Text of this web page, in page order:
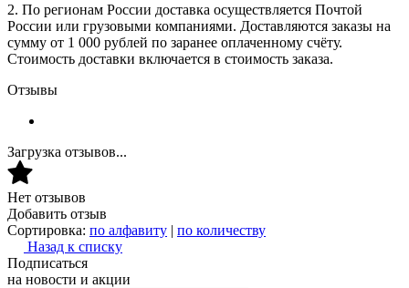
2. По регионам России доставка осуществляется Почтой
России или грузовыми компаниями. Доставляются заказы на
сумму от 1 000 рублей по заранее оплаченному счёту.
Стоимость доставки включается в стоимость заказа.
Отзывы
Загрузка отзывов...
Нет отзывов
Добавить отзыв
Сортировка: по алфавиту | по количеству
Назад к списку
Подписаться
на новости и акции